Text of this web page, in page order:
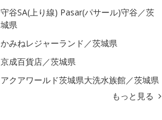
守谷SA(上り線) Pasar(パサール)守谷／茨
城県
かみねレジャーランド／茨城県
京成百貨店／茨城県
アクアワールド茨城県大洗水族館／茨城県
もっと見る